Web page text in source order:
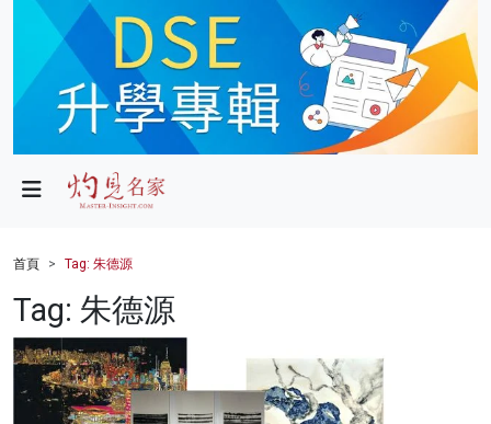
政局
財經
健康
商業
首頁 Tag: 朱德源
Tag: 朱德源